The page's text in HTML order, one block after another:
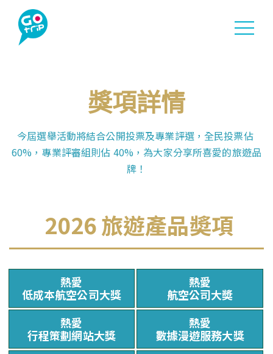
奬項詳情
得獎名單
獎項詳情
今屆選舉活動將結合公開投票及專業評選，全民投票佔
60%，專業評審組則佔 40%，為大家分享所喜愛的旅遊品
牌！
2026 旅遊產品奬項
熱愛
低成本航空公司大獎
熱愛
航空公司大奬
熱愛
行程策劃網站大獎
熱愛
數據漫遊服務大獎